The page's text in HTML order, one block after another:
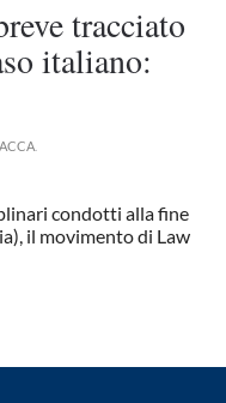
tracciato
italiano:
condotti alla fine
il movimento di Law